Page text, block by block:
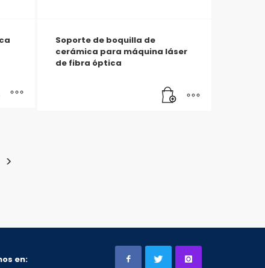
Soporte de boquilla de
cerámica para máquina láser
de fibra óptica
en: